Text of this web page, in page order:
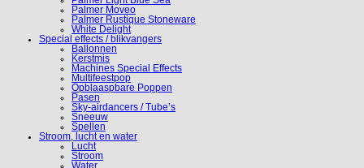
Palmer Moveo
Palmer Rustique Stoneware
White Delight
Special effects / blikvangers
Ballonnen
Kerstmis
Machines Special Effects
Multifeestpop
Opblaaspbare Poppen
Pasen
Sky-airdancers / Tube’s
Sneeuw
Spellen
Stroom, lucht en water
Lucht
Stroom
Water